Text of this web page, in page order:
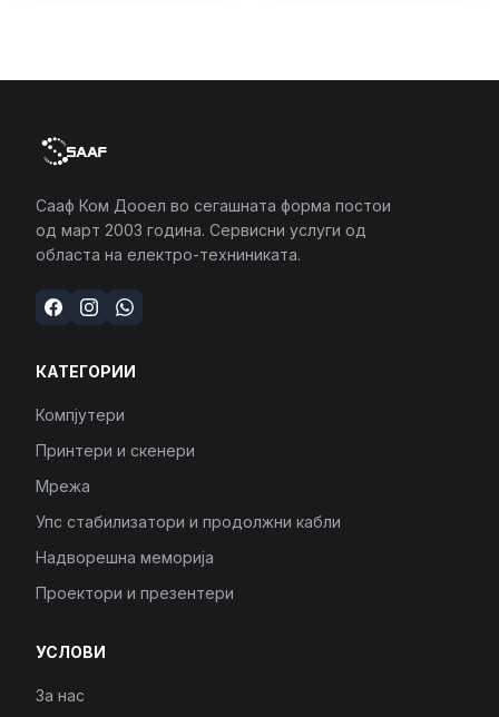
Сааф Ком Дооел во сегашната форма постои
од март 2003 година. Сервисни услуги од
областа на електро-техниниката.
КАТЕГОРИИ
Компјутери
Принтери и скенери
Мрежа
Упс стабилизатори и продолжни кабли
Надворешна меморија
Проектори и презентери
УСЛОВИ
За нас